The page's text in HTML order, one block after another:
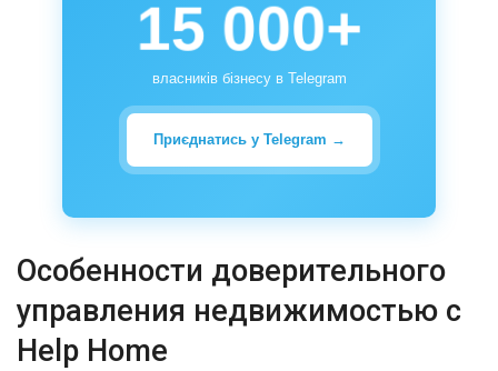
15 000+
власників бізнесу в Telegram
Приєднатись у Telegram →
Особенности доверительного
управления недвижимостью с
Help Home